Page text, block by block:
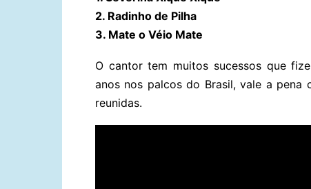
2. Radinho de Pilha
3. Mate o Véio Mate
O cantor tem muitos sucessos que
anos nos palcos do Brasil, vale a
reunidas.